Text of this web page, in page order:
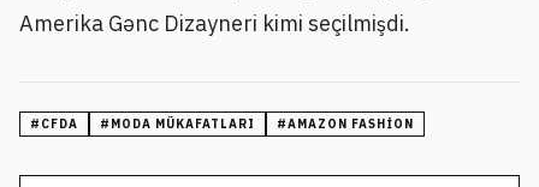
Amerika Gənc Dizayneri kimi seçilmişdi.
# CFDA # MODA MÜKAFATLARI #AMAZON FASHION